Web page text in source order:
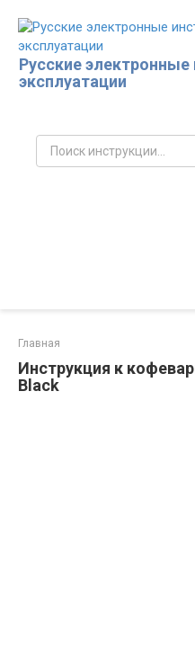
контенту
Русские электронные
эксплуатации
Поиск:
Главная
Инструкция к
Black